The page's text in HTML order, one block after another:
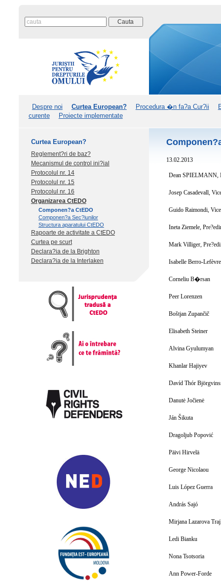
Despre noi Curtea European? Procedura �n fa?a Cur?ii
curente
Proiecte implementate
Curtea European?
Reglement?ri de baz?
Mecanismul de control ini?ial
Protocolul nr. 14
Protocolul nr. 15
Protocolul nr. 16
Organizarea CtEDO
Componen?a CtEDO
Componen?a Sec?iunilor
Structura aparatului CtEDO
Rapoarte de activitate a CtEDO
Curtea pe scurt
Declara?ia de la Brighton
Declara?ia de la Interlaken
13.02.2013
Dean SPIELMANN,
Josep Casadevall,
Guido Raimondi,
Ineta Ziemele,
Mark Villiger,
Isabelle Berro-
Corneliu B�rsan
Peer Lorenzen
Boštjan Zupančič
Elisabeth Steiner
Alvina Gyulumyan
Khanlar Hajiyev
Davíd Thór
Danutė Jočienė
Ján Šikuta
Dragoljub Popović
Päivi Hirvelä
George Nicolaou
Luis López Guerra
András Sajó
Mirjana Lazarova
Ledi Bianku
Nona Tsotsoria
Ann Power-Forde